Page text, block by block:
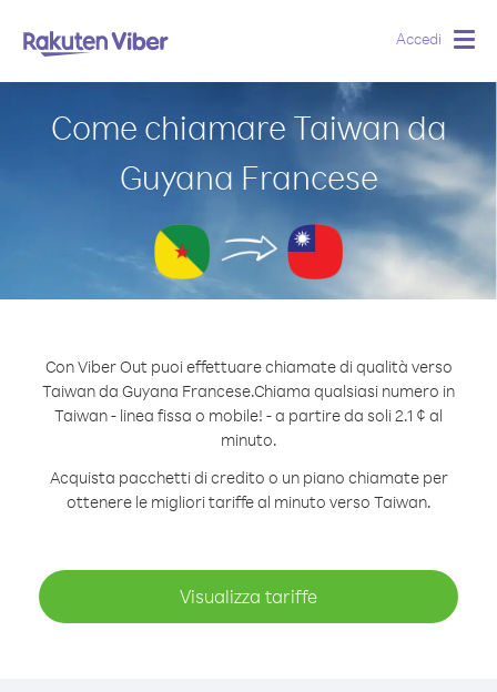
Accedi
Come chiamare Taiwan da
Guyana Francese
Con Viber Out puoi effettuare chiamate di qualità verso
Taiwan da Guyana Francese.Chiama qualsiasi numero in
Taiwan - linea fissa o mobile! - a partire da soli 2.1 ¢ al
minuto.
Acquista pacchetti di credito o un piano chiamate per
ottenere le migliori tariffe al minuto verso Taiwan.
Visualizza tariffe